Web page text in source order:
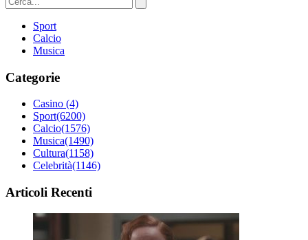
Sport
Calcio
Musica
Categorie
Casino (4)
Sport(6200)
Calcio(1576)
Musica(1490)
Cultura(1158)
Celebrità(1146)
Articoli Recenti